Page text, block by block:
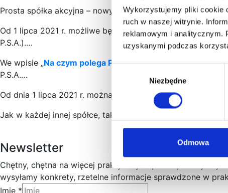
Wykorzystujemy pliki cookie
ruch w naszej witrynie.
reklamowym i analitycznym.
uzyskanymi podczas
Niezbędne
Odmowa
Prosta spółka akcyjna – nowy rodzaj spółki.
Od 1 lipca 2021 r. możliwe będzie skorzystanie z nowej,
P.S.A.).…
We wpisie „Na czym polega Prosta Spółka Akcyjna”
P.S.A.…
Od dnia 1 lipca 2021 r. można w Polsce zakładać
prostą
Jak w każdej innej spółce, także w prostej spółce
Newsletter
Chętny, chętna na więcej praktycznych porad prawnych
wysyłamy konkrety, rzetelne informacje sprawdzone w
Imię *